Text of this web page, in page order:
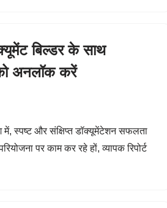
बिल्डर के साथ
अनलॉक करें
स्पष्ट और संक्षिप्त डॉक्यूमेंटेशन सफलता
पर काम कर रहे हों, व्यापक रिपोर्ट